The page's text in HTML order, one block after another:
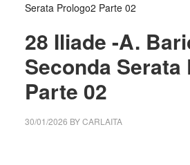
Serata Prologo2 Parte 02
28 Iliade -A.
Seconda Serata
Parte 02
30/01/2026 BYCARLAITA